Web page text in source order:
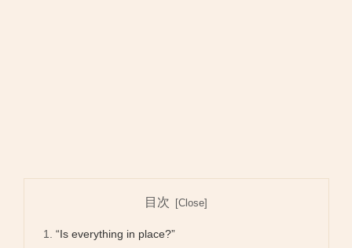
目次
“Is everything in place?”